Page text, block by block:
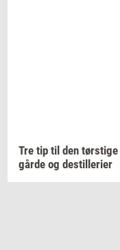
Tre tip til den tørsti­ge
går­de og destil­le­ri­er